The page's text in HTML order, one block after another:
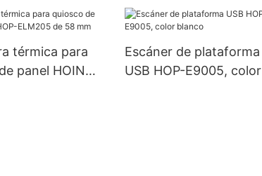
térmica para
panel HOIN
Escáner de plataforma
USB HOP-E9005, color